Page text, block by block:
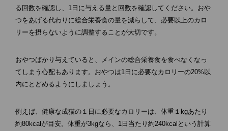
る回数を確認し、1日に与える量と回数を確認してください。おや
つをあげる代わりに総合栄養食の量を減らして、必要以上のカロ
リーを摂らないように調整することが大切です。
おやつばかり与えていると、メインの総合栄養食を食べなくなっ
てしまう心配もあります。おやつは1日に必要なカロリーの20%以
内にとどめるようにしましょう。
例えば、健康な成猫の１日に必要なカロリーは、体重１kgあたり
約80kcalが目安。体重が3kgなら、1日当たり約240kcalという計算